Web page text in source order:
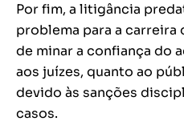
Por fim, a litigância
problema para a carreira
de minar a confiança do
aos juízes, quanto ao
devido às sanções
casos.